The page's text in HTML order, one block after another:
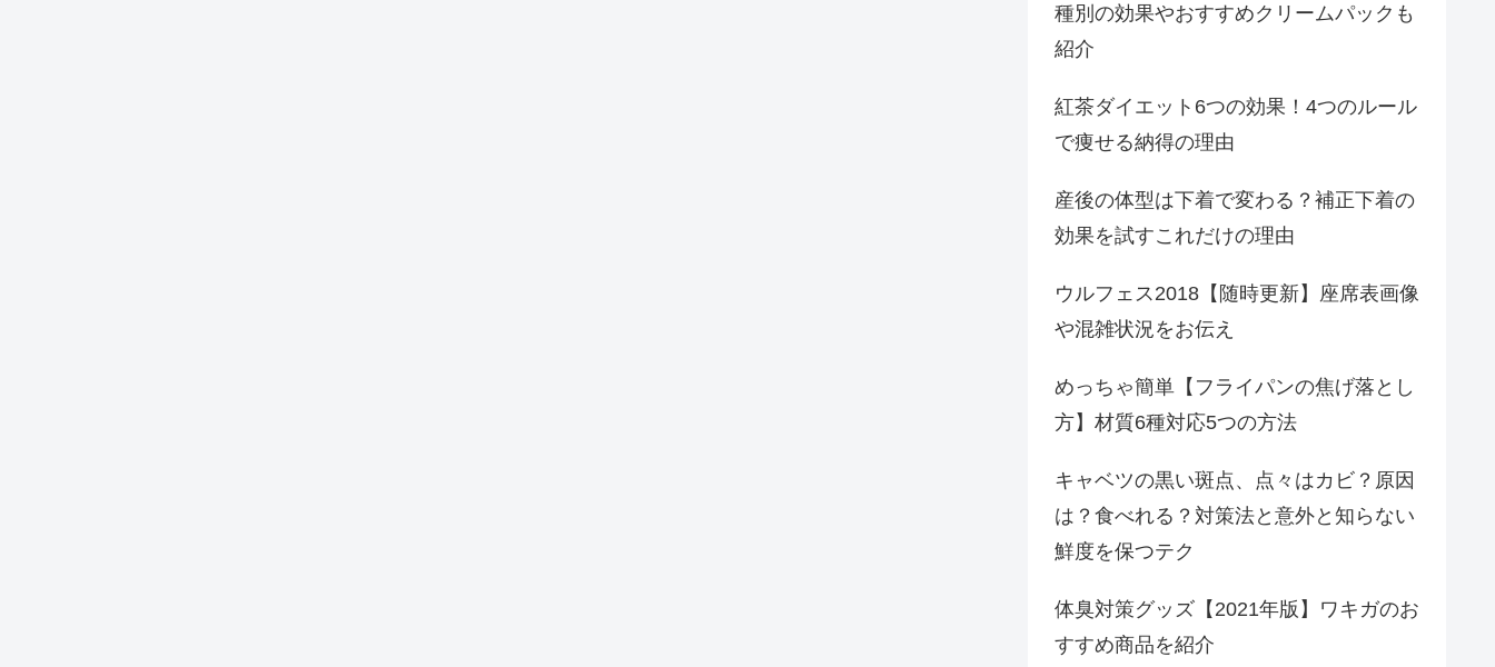
種別の効果やおすすめクリームパックも
紹介
紅茶ダイエット6つの効果！4つのルール
で痩せる納得の理由
産後の体型は下着で変わる？補正下着の
効果を試すこれだけの理由
ウルフェス2018【随時更新】座席表画像
や混雑状況をお伝え
めっちゃ簡単【フライパンの焦げ落とし
方】材質6種対応5つの方法
キャベツの黒い斑点、点々はカビ？原因
は？食べれる？対策法と意外と知らない
鮮度を保つテク
体臭対策グッズ【2021年版】ワキガのお
すすめ商品を紹介